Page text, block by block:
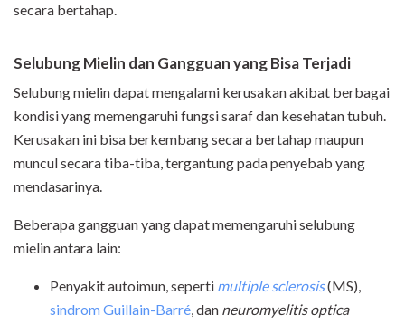
secara bertahap.
Selubung Mielin dan Gangguan yang Bisa Terjadi
Selubung mielin dapat mengalami kerusakan akibat berbagai
kondisi yang memengaruhi fungsi saraf dan kesehatan tubuh.
Kerusakan ini bisa berkembang secara bertahap maupun
muncul secara tiba-tiba, tergantung pada penyebab yang
mendasarinya.
Beberapa gangguan yang dapat memengaruhi selubung
mielin antara lain:
Penyakit autoimun, seperti multiple sclerosis(MS),
sindrom Guillain-Barré, dan neuromyelitis optica